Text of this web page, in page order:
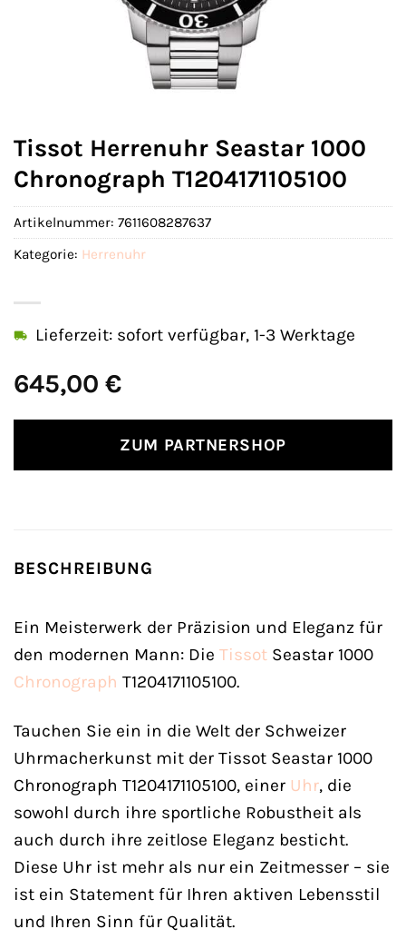
Tissot Herrenuhr Seastar 1000
Chronograph T1204171105100
645,00 €
Lieferzeit: sofort verfügbar, 1-3 Werktage
ZUM PARTNERSHOP
Artikelnummer: 7611608287637
Kategorie: Herrenuhr
BESCHREIBUNG
Ein Meisterwerk der Präzision und Eleganz für
den modernen Mann: Die Tissot Seastar 1000
Chronograph T1204171105100.
Tauchen Sie ein in die Welt der Schweizer
Uhrmacherkunst mit der Tissot Seastar 1000
Chronograph T1204171105100, einer Uhr, die
sowohl durch ihre sportliche Robustheit als
auch durch ihre zeitlose Eleganz besticht.
Diese Uhr ist mehr als nur ein Zeitmesser – sie
ist ein Statement für Ihren aktiven Lebensstil
und Ihren Sinn für Qualität.